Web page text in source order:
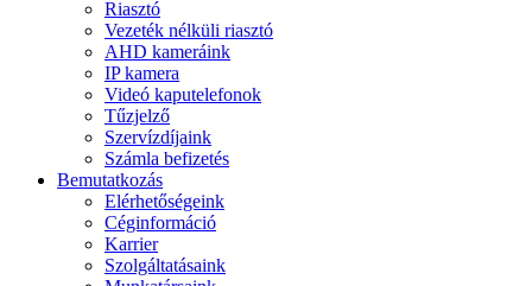
Riasztó
Vezeték nélküli riasztó
AHD kameráink
IP kamera
Videó kaputelefonok
Tűzjelző
Szervízdíjaink
Számla befizetés
Bemutatkozás
Elérhetőségeink
Céginformáció
Karrier
Szolgáltatásaink